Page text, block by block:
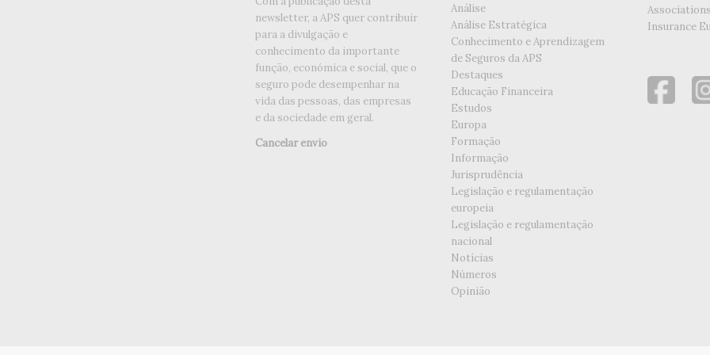
newsletter, a APS quer contribuir
para a divulgação e
conhecimento da importante
função, económica e social, que o
seguro pode desempenhar na
vida das pessoas, das empresas
e da sociedade em geral.
Cancelar envio
Análise
Análise Estratégica
Conhecimento e Aprendizagem
de Seguros da APS
Destaques
Educação Financeira
Estudos
Europa
Formação
Informação
Jurisprudência
Legislação e regulamentação
europeia
Legislação e regulamentação
nacional
Notícias
Números
Opinião
Associations
Insurance